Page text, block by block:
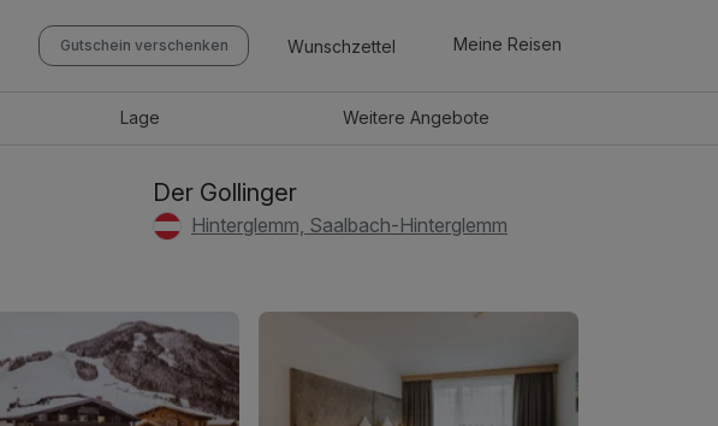
Gutschein verschenken Wunschzettel Meine Reisen
Lage WeitereAngebote
Der Gollinger
Hinterglemm, Saalbach-Hinterglemm